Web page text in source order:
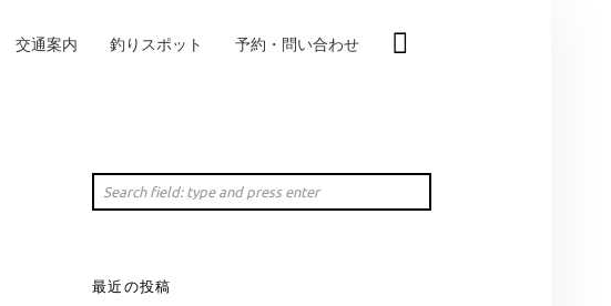
交通案内 釣りスポット 予約・問い合わせ
SIDEBAR
Search
最近の投稿